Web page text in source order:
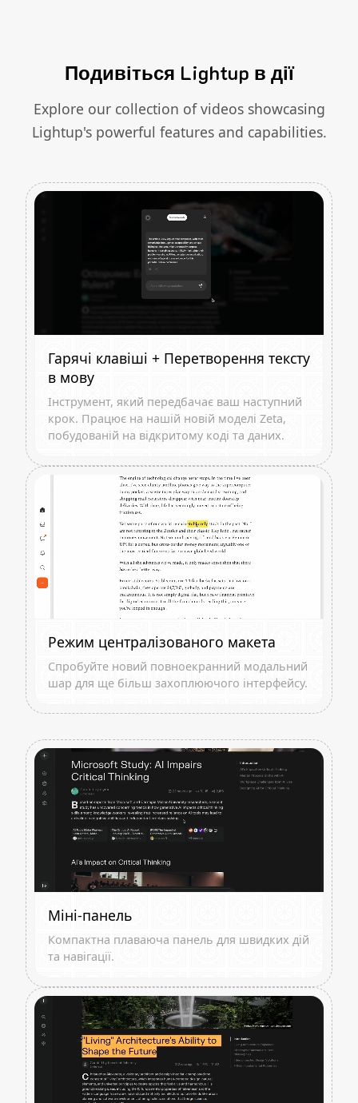
Подивіться Lightup в дії
Explore our collection of videos showcasing
Lightup's powerful features and capabilities.
Гарячі клавіші + Перетворення тексту
в мову
Інструмент, який передбачає ваш наступний
крок. Працює на нашій новій моделі Zeta,
побудованій на відкритому коді та даних.
Режим централізованого макета
Спробуйте новий повноекранний модальний
шар для ще більш захоплюючого інтерфейсу.
Міні-панель
Компактна плаваюча панель для швидких дій
та навігації.